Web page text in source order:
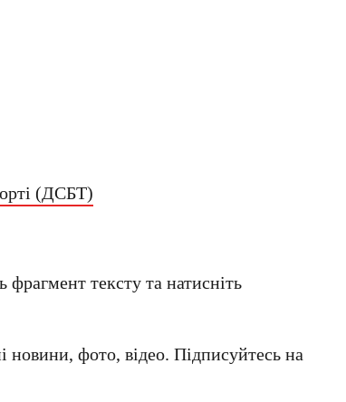
(ДСБТ)
тексту та натисніть
новини, фото, відео. Підписуйтесь на